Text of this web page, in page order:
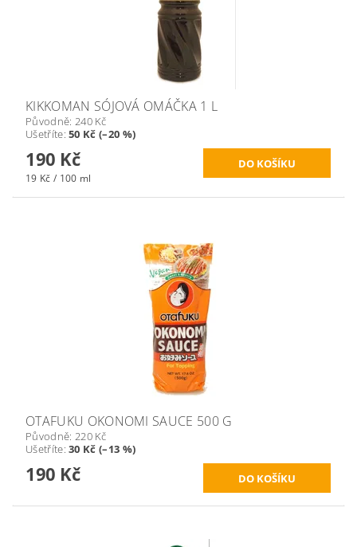
KIKKOMAN SÓJOVÁ OMÁČKA 1 L
Původně: 240 Kč
Ušetříte:50 Kč (–20 %)
190 Kč
19 Kč / 100 ml
OTAFUKU OKONOMI SAUCE 500 G
Původně: 220 Kč
Ušetříte:30 Kč (–13 %)
190 Kč